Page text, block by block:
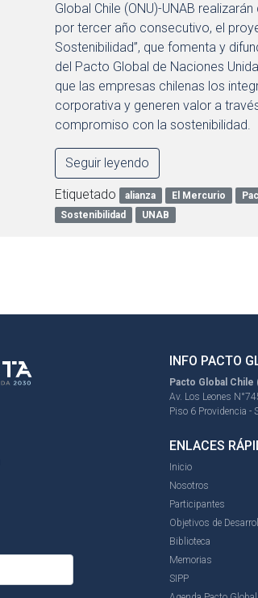
Global Chile (ONU)-UNAB
por tercer año consecutivo, el
Sostenibilidad”, que fomenta y
del Pacto Global de Naciones
que las empresas chilenas los
corporativa y generen valor a
compromiso con la sostenibilidad.
Seguir leyendo
Etiquetado alianza El Mercurio
Sostenibilidad
UNAB
INFO PACTO
Pacto Global Chile
Av. Los Leones
Piso 6 Providencia -
ENLACES
Inicio
Nosotros
Participantes
Objetivos de
Biblioteca
Memorias
SIPP